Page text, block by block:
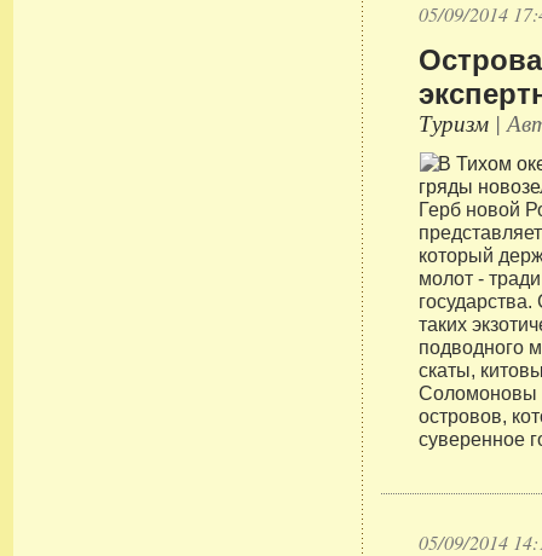
05/09/2014
Туризм |
Герб новой
который
молот -
таких
подводного
скаты,
Соломоновы
островов,
суверенное
05/09/2014